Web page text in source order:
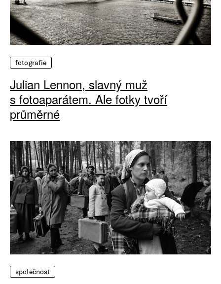
fotografie
Julian Lennon, slavný muž
s fotoaparátem. Ale fotky tvoří
průměrné
společnost